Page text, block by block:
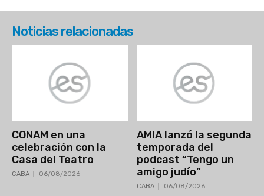
Noticias relacionadas
CONAM en una
celebración con la
Casa del Teatro
CABA 06/08/2026
AMIA lanzó la segunda
temporada del
podcast “Tengo un
amigo judío”
CABA 06/08/2026